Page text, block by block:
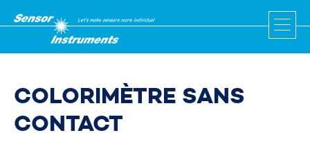
COLORIMÈTRE SANS
CONTACT